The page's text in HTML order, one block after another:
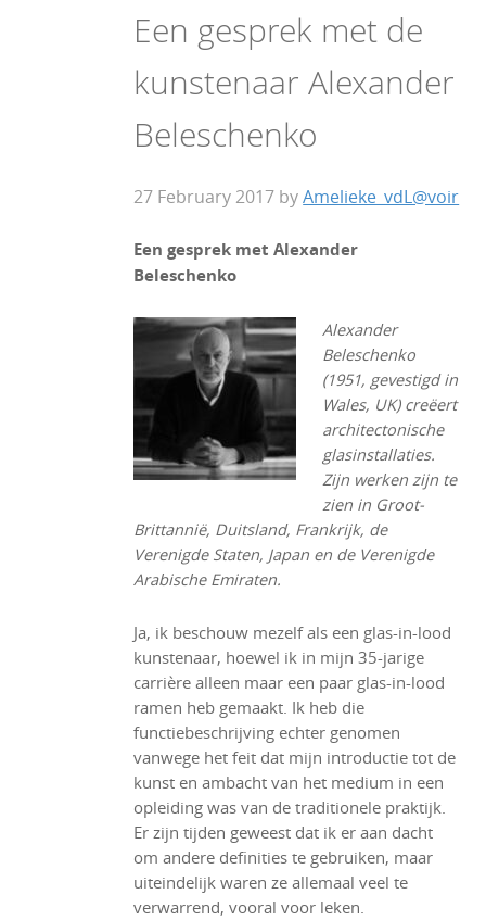
Een gesprek met de
kunstenaar Alexander
Beleschenko
27 February 2017 byAmelieke_vdL@voir
Een gesprek met Alexander
Beleschenko
Alexander
Beleschenko
(1951, gevestigd in
Wales, UK) creëert
architectonische
glasinstallaties.
Zijn werken zijn te
zien in Groot-
Brittannië, Duitsland, Frankrijk, de
Verenigde Staten, Japan en de Verenigde
Arabische Emiraten.
Ja, ik beschouw mezelf als een glas-in-lood
kunstenaar, hoewel ik in mijn 35-jarige
carrière alleen maar een paar glas-in-lood
ramen heb gemaakt. Ik heb die
functiebeschrijving echter genomen
vanwege het feit dat mijn introductie tot de
kunst en ambacht van het medium in een
opleiding was van de traditionele praktijk.
Er zijn tijden geweest dat ik er aan dacht
om andere definities te gebruiken, maar
uiteindelijk waren ze allemaal veel te
verwarrend, vooral voor leken.